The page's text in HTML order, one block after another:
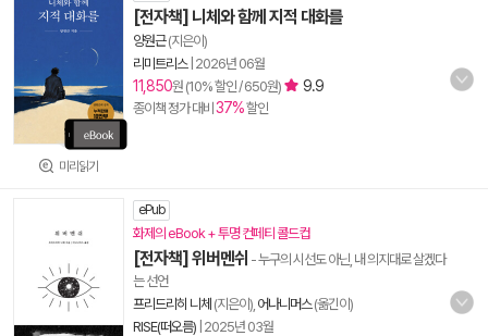
미리읽기
[전자책] 니체와 함께 지적 대화를
양원근(지은이)
리미트리스| 2026년 06월
11,850원 (10% 할인 / 650원) 9.9
종이책 정가 대비 37%할인
ePub
화제의 eBook + 투명 컨페티 콜드컵
[전자책] 위버멘쉬 - 누구의 시선도 아닌, 내 의지대로 살겠다
는 선언
프리드리히 니체 (지은이), 어나니머스(옮긴이)
RISE(떠오름) 2025년 03월